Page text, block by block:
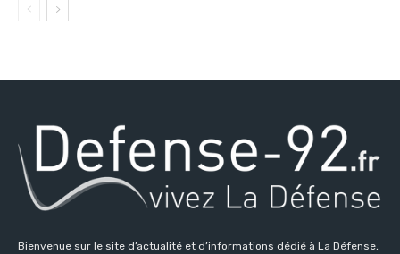
Bienvenue sur le site d’actualité et d’informations dédié à La Défense,